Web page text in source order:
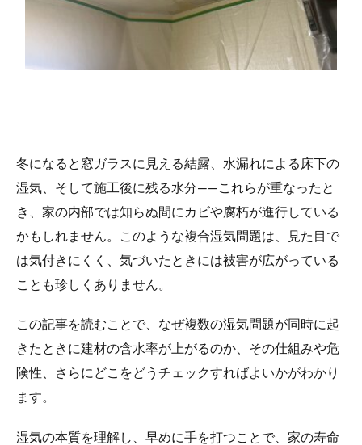
冬になると窓ガラスに見える結露、水漏れによる床下の
湿気、そして施工後に残る水分――これらが重なったと
き、家の内部では知らぬ間にカビや腐朽が進行している
かもしれません。このような複合湿気問題は、見た目で
は気付きにくく、気づいたときには被害が広がっている
ことも珍しくありません。
この記事を読むことで、なぜ複数の湿気問題が同時に起
きたときに建材の含水率が上がるのか、その仕組みや危
険性、さらにどこをどうチェックすればよいかがわかり
ます。
湿気の本質を理解し、早めに手を打つことで、家の寿命